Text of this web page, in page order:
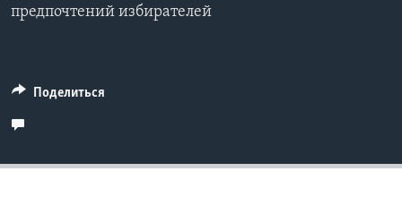
предпочтений избирателей
Поделиться